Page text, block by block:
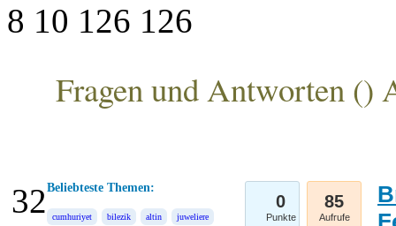
8 10 126 126
Fragen und Antworten ()
Beliebteste Themen:
cumhuriyet bilezik altin juweliere
0
Punkte
85
Aufrufe
32